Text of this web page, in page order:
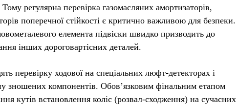
регулярна перевірка газомасляних амортизаторів,
поперечної стійкості є критично важливою для безпеки.
елемента підвіски швидко призводить до
інших дороговартісних деталей.
перевірку ходової на спеціальних люфт-детекторах і
зношених компонентів. Обов’язковим фінальним етапом
кутів встановлення коліс (розвал-сходження) на сучасних